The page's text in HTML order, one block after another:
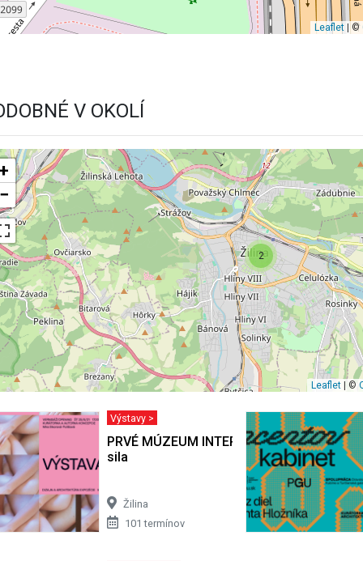
Leaflet| ©
V OKOLÍ
2
+
−
Leaflet | ©
Výstavy >
PRVÉ MÚZEUM INTERMÉDIÍ III / Nežná
sila
Žilina
101 termínov